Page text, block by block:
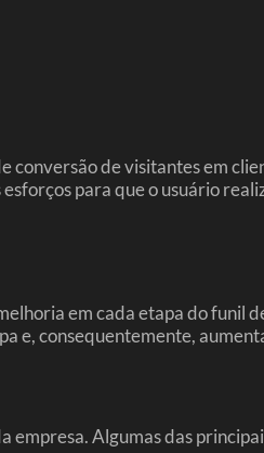
de visitantes em
para que o usuário
em cada etapa do funil
e, consequentemente,
Algumas das